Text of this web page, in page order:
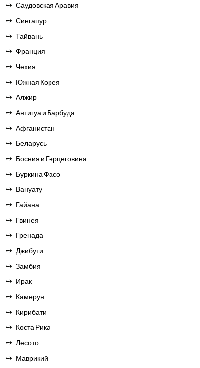
Саудовская Аравия
Сингапур
Тайвань
Франция
Чехия
Южная Корея
Алжир
Антигуа и Барбуда
Афганистан
Беларусь
Босния и Герцеговина
Буркина Фасо
Вануату
Гайана
Гвинея
Гренада
Джибути
Замбия
Ирак
Камерун
Кирибати
Коста Рика
Лесото
Маврикий